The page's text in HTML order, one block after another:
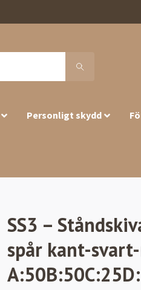
Personligt skydd
SS3 –
spår kant-